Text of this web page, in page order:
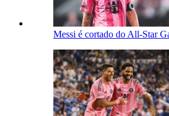
Messi é cortado do All-Star